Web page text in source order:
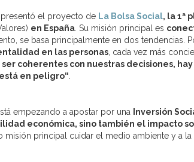
el proyecto de La Bolsa Social, la 1ª
en España . Su misión principal es
se basa principalmente en dos tendencias.
en las personas , cada vez más
ser coherentes con nuestras decisiones,
en peligro“
empezando a apostar por una Inversión
económica, sino también el impacto
misión principal cuidar el medio ambiente y a la